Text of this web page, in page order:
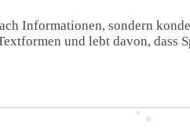
Informationen, sondern
und lebt davon,